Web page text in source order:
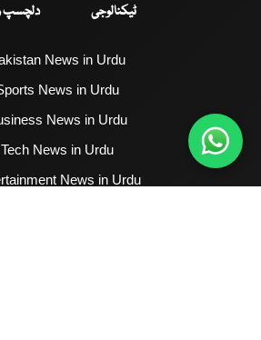
ٹیکنالوجی
دلچسپ
News in Urdu
News in Urdu
News in Urdu
Tech News in Urdu
News in Urdu